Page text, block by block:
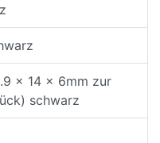
x 14 x 6mm zur
schwarz